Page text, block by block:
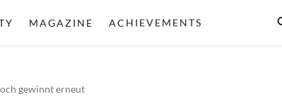
MAGAZINE ACHIEVEMENTS
gewinnt erneut